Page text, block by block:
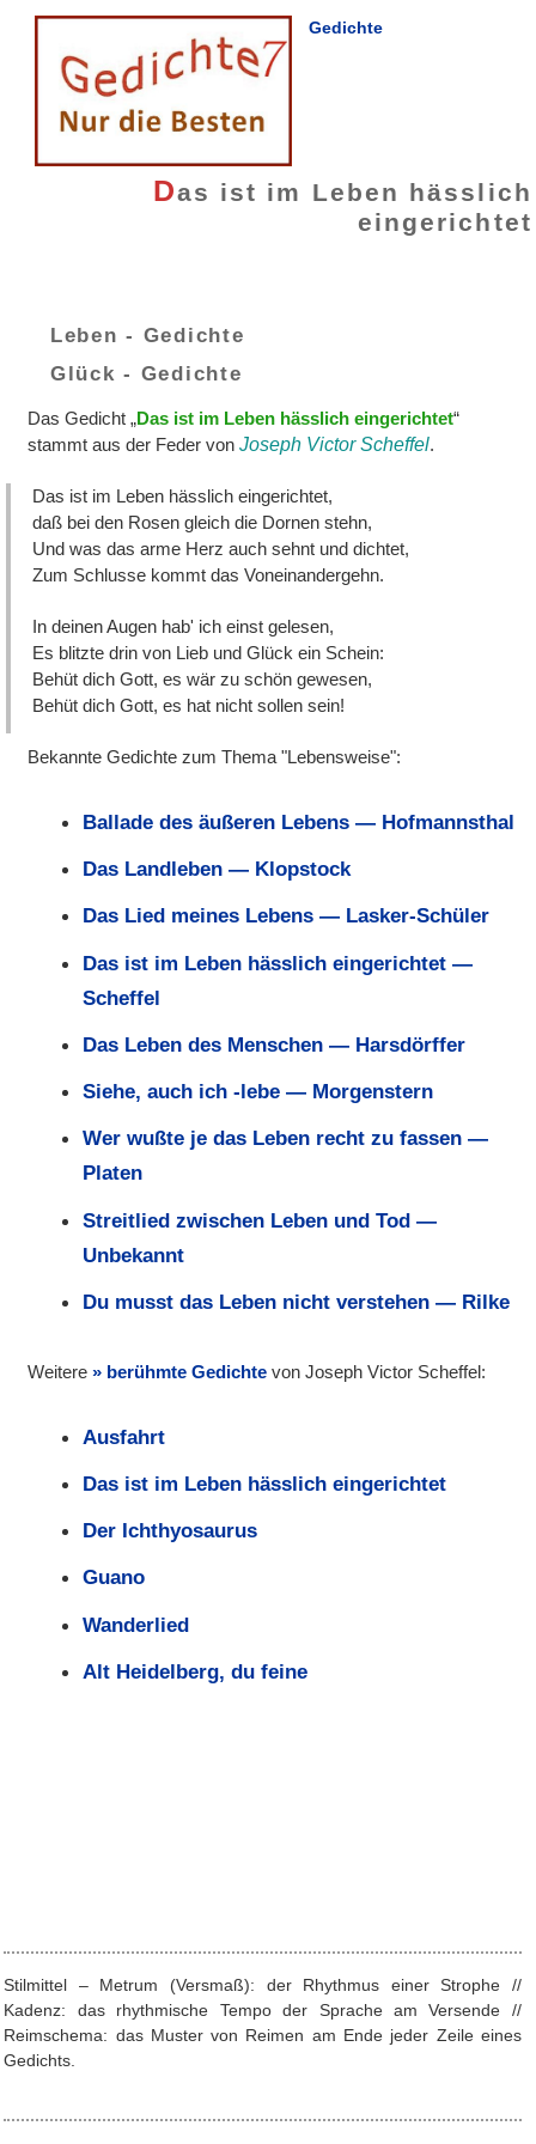
Gedichte
Das ist im Leben hässlich
eingerichtet
Leben - Gedichte
Glück - Gedichte
Das Gedicht „Das ist im Leben hässlich eingerichtet“
stammt aus der Feder vonJoseph Victor Scheffel.
Das ist im Leben hässlich eingerichtet,
daß bei den Rosen gleich die Dornen stehn,
Und was das arme Herz auch sehnt und dichtet,
Zum Schlusse kommt das Voneinandergehn.
In deinen Augen hab' ich einst gelesen,
Es blitzte drin von Lieb und Glück ein Schein:
Behüt dich Gott, es wär zu schön gewesen,
Behüt dich Gott, es hat nicht sollen sein!
Bekannte Gedichte zum Thema "Lebensweise":
Ballade des äußeren Lebens — Hofmannsthal
Das Landleben — Klopstock
Das Lied meines Lebens — Lasker-Schüler
Das ist im Leben hässlich eingerichtet —
Scheffel
Das Leben des Menschen — Harsdörffer
Siehe, auch ich -lebe — Morgenstern
Wer wußte je das Leben recht zu fassen —
Platen
Streitlied zwischen Leben und Tod —
Unbekannt
Du musst das Leben nicht verstehen — Rilke
Weitere berühmte Gedichte von Joseph Victor Scheffel:
Ausfahrt
Das ist im Leben hässlich eingerichtet
Der Ichthyosaurus
Guano
Wanderlied
Alt Heidelberg, du feine
Stilmittel – Metrum (Versmaß): der Rhythmus einer Strophe //
Kadenz: das rhythmische Tempo der Sprache am Versende //
Reimschema: das Muster von Reimen am Ende jeder Zeile eines
Gedichts.